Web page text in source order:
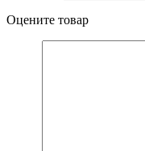
Оцените товар